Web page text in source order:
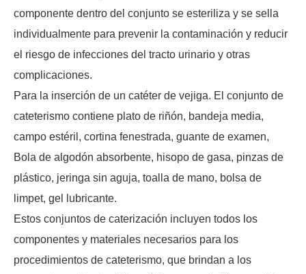
componente dentro del conjunto se esteriliza y se sella
individualmente para prevenir la contaminación y reducir
el riesgo de infecciones del tracto urinario y otras
complicaciones.
Para la inserción de un catéter de vejiga. El conjunto de
cateterismo contiene plato de riñón, bandeja media,
campo estéril, cortina fenestrada, guante de examen,
Bola de algodón absorbente, hisopo de gasa, pinzas de
plástico, jeringa sin aguja, toalla de mano, bolsa de
limpet, gel lubricante.
Estos conjuntos de caterización incluyen todos los
componentes y materiales necesarios para los
procedimientos de cateterismo, que brindan a los